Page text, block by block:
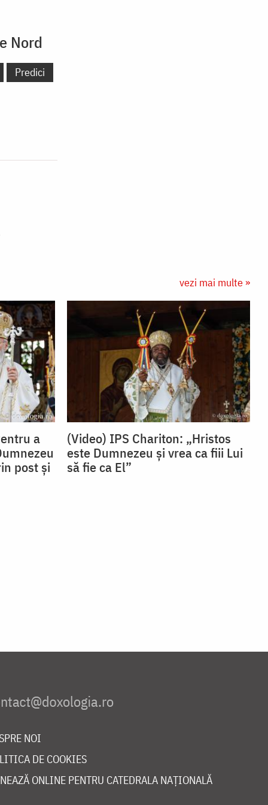
Nord
Predici
vezi mai multe »
a
post și
(Video) IPS Chariton: „Hristos
este Dumnezeu și vrea ca fiii Lui
să fie ca El”
NOI
DE COOKIES
ONLINE PENTRU CATEDRALA NAȚIONALĂ